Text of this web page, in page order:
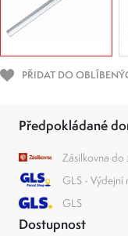
PŘIDAT DO
Předpokládané
Zásilkovna do
GLS - Výdejní
GLS
Dostupnost